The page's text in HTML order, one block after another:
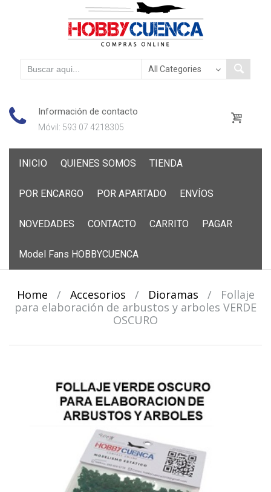
Información de contacto
Móvil: 593 07 4218305
INICIO QUIENES SOMOS TIENDA
POR ENCARGO POR APARTADO ENVÍOS
NOVEDADES CONTACTO CARRITO PAGAR
Model Fans HOBBYCUENCA
Home / Accesorios / Dioramas /
Follaje
para elaboración de arbustos y arboles VERDE
OSCURO